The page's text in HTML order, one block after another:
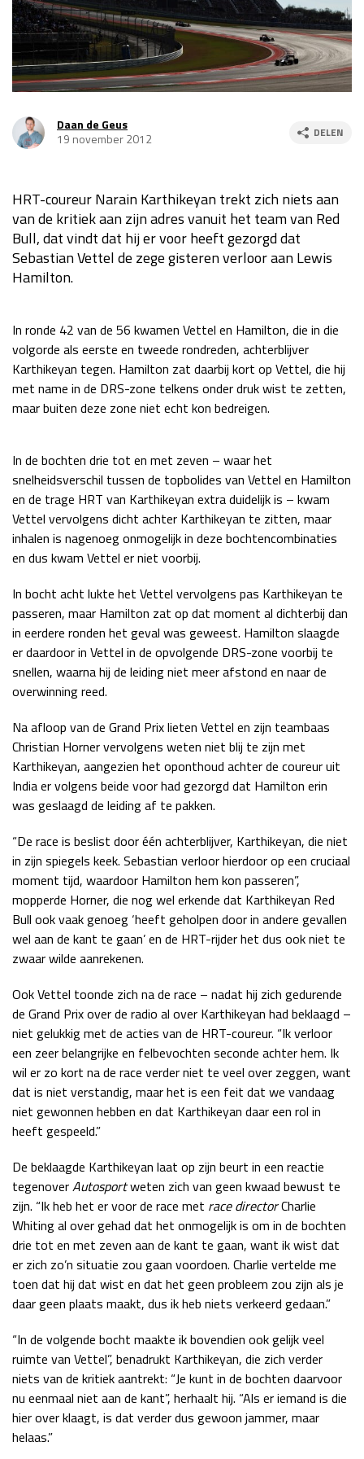
Race
za 13:00 - 15:00
GP VERENIGDE STATEN 2026 23 - 25 okt
GP MEXICO 2026
Kwalificatie
za 22:00 - 23:00
Race
zo 21:00 - 23:00
GP SÃO PAULO 2026 06 - 08 nov
Kwalificatie
za 19:00 - 20:00
Race
zo 18:00 - 20:00
20 - 22 nov
GP QATAR 2026 27 - 29 nov
Kwalificatie
za 19:00 - 20:00
Race
zo 17:00 - 19:00
GP ABU DHABI 2026 04 - 06 dec
Kwalificatie
za 15:00 - 16:00
Race
zo 14:00 - 16:00
Daan de Geus
19 november 2012
DELEN
HRT-coureur Narain Karthikeyan trekt zich niets aan
van de kritiek aan zijn adres vanuit het team van Red
Bull, dat vindt dat hij er voor heeft gezorgd dat
Sebastian Vettel de zege gisteren verloor aan Lewis
Hamilton.
In ronde 42 van de 56 kwamen Vettel en Hamilton, die in die
volgorde als eerste en tweede rondreden, achterblijver
Karthikeyan tegen. Hamilton zat daarbij kort op Vettel, die hij
met name in de DRS-zone telkens onder druk wist te zetten,
maar buiten deze zone niet echt kon bedreigen.
In de bochten drie tot en met zeven – waar het
snelheidsverschil tussen de topbolides van Vettel en Hamilton
en de trage HRT van Karthikeyan extra duidelijk is – kwam
Vettel vervolgens dicht achter Karthikeyan te zitten, maar
inhalen is nagenoeg onmogelijk in deze bochtencombinaties
en dus kwam Vettel er niet voorbij.
In bocht acht lukte het Vettel vervolgens pas Karthikeyan te
passeren, maar Hamilton zat op dat moment al dichterbij dan
in eerdere ronden het geval was geweest. Hamilton slaagde
er daardoor in Vettel in de opvolgende DRS-zone voorbij te
snellen, waarna hij de leiding niet meer afstond en naar de
overwinning reed.
Na afloop van de Grand Prix lieten Vettel en zijn teambaas
Christian Horner vervolgens weten niet blij te zijn met
Karthikeyan, aangezien het oponthoud achter de coureur uit
India er volgens beide voor had gezorgd dat Hamilton erin
was geslaagd de leiding af te pakken.
“De race is beslist door één achterblijver, Karthikeyan, die niet
in zijn spiegels keek. Sebastian verloor hierdoor op een cruciaal
moment tijd, waardoor Hamilton hem kon passeren”,
mopperde Horner, die nog wel erkende dat Karthikeyan Red
Bull ook vaak genoeg ‘heeft geholpen door in andere gevallen
wel aan de kant te gaan’ en de HRT-rijder het dus ook niet te
zwaar wilde aanrekenen.
Ook Vettel toonde zich na de race – nadat hij zich gedurende
de Grand Prix over de radio al over Karthikeyan had beklaagd –
niet gelukkig met de acties van de HRT-coureur. “Ik verloor
een zeer belangrijke en felbevochten seconde achter hem. Ik
wil er zo kort na de race verder niet te veel over zeggen, want
dat is niet verstandig, maar het is een feit dat we vandaag
niet gewonnen hebben en dat Karthikeyan daar een rol in
heeft gespeeld.”
De beklaagde Karthikeyan laat op zijn beurt in een reactie
tegenoverAutosportweten zich van geen kwaad bewust te
zijn. “Ik heb het er voor de race met race directorCharlie
Whiting al over gehad dat het onmogelijk is om in de bochten
drie tot en met zeven aan de kant te gaan, want ik wist dat
er zich zo’n situatie zou gaan voordoen. Charlie vertelde me
toen dat hij dat wist en dat het geen probleem zou zijn als je
daar geen plaats maakt, dus ik heb niets verkeerd gedaan.”
“In de volgende bocht maakte ik bovendien ook gelijk veel
ruimte van Vettel”, benadrukt Karthikeyan, die zich verder
niets van de kritiek aantrekt: “Je kunt in de bochten daarvoor
nu eenmaal niet aan de kant”, herhaalt hij. “Als er iemand is die
hier over klaagt, is dat verder dus gewoon jammer, maar
helaas.”